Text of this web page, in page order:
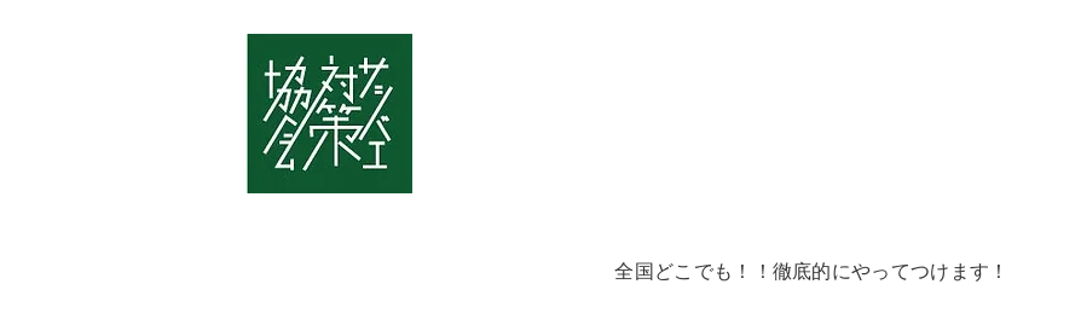
全国どこでも！！徹底的にやってつけます！